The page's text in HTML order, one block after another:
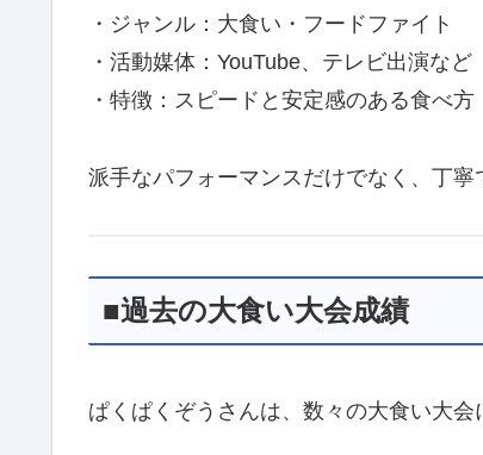
・ジャンル：大食い・フードファイト
・活動媒体：YouTube、テレビ出演など
・特徴：スピードと安定感のある食べ方
派手なパフォーマンスだけでなく、丁寧
■過去の大食い大会成績
ぱくぱくぞうさんは、数々の大食い大会